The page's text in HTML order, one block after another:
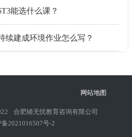
能选什么课？
续建成环境作业怎么写？
网站地图
合肥辅无忧教育咨询有限公司
备2021016507号-2